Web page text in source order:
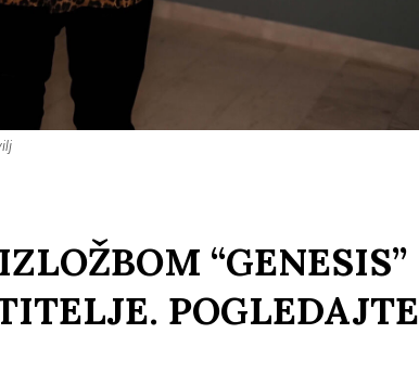
“GENESIS”
POGLEDAJTE